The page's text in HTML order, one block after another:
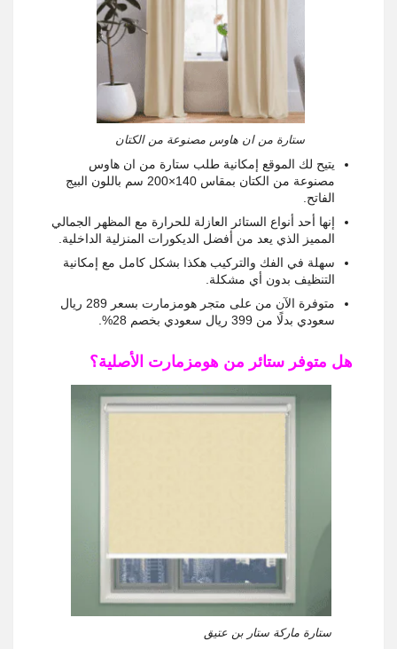
ستارة من ان هاوس مصنوعة من الكتان
يتيح لك الموقع إمكانية طلب ستارة من ان هاوس
مصنوعة من الكتان بمقاس 140×200 سم باللون البيج
الفاتح.
إنها أحد أنواع الستائر العازلة للحرارة مع المظهر الجمالي
المميز الذي يعد من أفضل الديكورات المنزلية الداخلية.
سهلة في الفك والتركيب هكذا بشكل كامل مع إمكانية
التنظيف بدون أي مشكلة.
متوفرة الآن من على متجر هومزمارت بسعر 289 ريال
سعودي بدلًا من 399 ريال سعودي بخصم 28%.
هل متوفر ستائر من هومزمارت الأصلية؟
ستارة ماركة ستار بن عتيق